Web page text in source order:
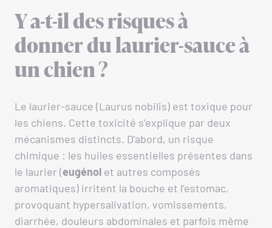
Y a-t-il des risques à
donner du laurier-sauce à
un chien ?
Le laurier-sauce (Laurus nobilis) est toxique pour
les chiens. Cette toxicité s’explique par deux
mécanismes distincts. D’abord, un risque
chimique : les huiles essentielles présentes dans
le laurier (eugénol et autres composés
aromatiques) irritent la bouche et l’estomac,
provoquant hypersalivation, vomissements,
diarrhée, douleurs abdominales et parfois même